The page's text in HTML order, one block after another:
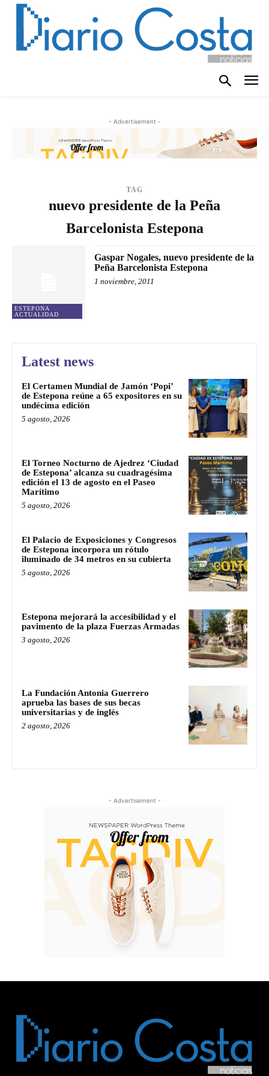
- Advertisement -
TAG
nuevo presidente de la Peña
Barcelonista Estepona
ESTEPONA
ACTUALIDAD
Gaspar Nogales, nuevo presidente de la
Peña Barcelonista Estepona
1 noviembre, 2011
Latest news
El Certamen Mundial de Jamón ‘Popi’
de Estepona reúne a 65 expositores en su
undécima edición
5 agosto, 2026
El Torneo Nocturno de Ajedrez ‘Ciudad
de Estepona’ alcanza su cuadragésima
edición el 13 de agosto en el Paseo
Marítimo
5 agosto, 2026
El Palacio de Exposiciones y Congresos
de Estepona incorpora un rótulo
iluminado de 34 metros en su cubierta
5 agosto, 2026
Estepona mejorará la accesibilidad y el
pavimento de la plaza Fuerzas Armadas
3 agosto, 2026
La Fundación Antonia Guerrero
aprueba las bases de sus becas
universitarias y de inglés
2 agosto, 2026
- Advertisement -